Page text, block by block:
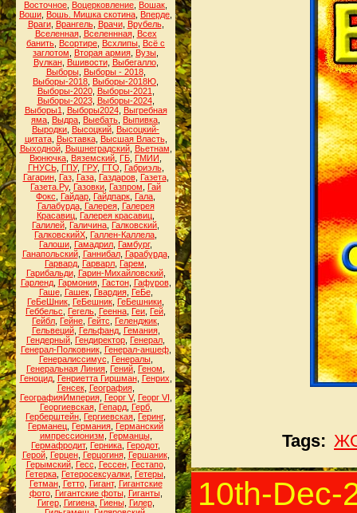
Восточное Воцерковление Вошак
Воши Вошь. Мишка скотина Вперде
Враги, Врангель, Врачи, Врубель,
Вселенная, Вселеннная, Всех
банить Всортире Всхлипы Всё с
заглотом
Вторая армия Вузы
Вулкан, Вшивости, Выбегалло,
Выборы, Выборы - 2018,
Выборы-2018 Выборы-2018Ю
Выборы-2020, Выборы-2021
Выборы-2023, Выборы-2024,
Выборы1
Выборы2024, Выгребная
яма Выдра Выебать Выпивка
Выродки Высоцкий Высоцкий-
цитата, Выставка, Высшая Власть,
Выходной, Вышнеградский, Вьетнам
Вюнючка Вяземский ГБ ГМИИ
ГНУСЬ, ГПУ, ГРУ, ГТО Габриэль,
Гагарин, Газ, Газа, Газдаров, Газета,
Газета.Ру, Газовки Газпром
Гай
Фокс
Гайдар Гайдпарк Гала
Галабурда, Галерея, Галерея
Красавиц Галерея красавиц
Галилей Галичина Галковский
ГалковскийХ Галлен-Каллела
Галоши Гамадрил Гамбург,
Ганапольский, Ганнибал, Гарабурда,
Гарвард Гарварл Гарем
Гарибальди, Гарин-Михайловский,
Гарленд, Гармония, Гастон, Гафуров,
Гаше, Гашек, Гвардия, ГеБе,
ГеБеШник ГеБешник ГеБешники
Геббельс
Гегель Геенна Геи Гей
Гейбл Гейне Гейтс Геленджик
Гельвеций, Гельфанд, Гемания,
Гендерный Гендиректор Генерал
Генерал-Полковник, Генерал-аншеф,
Генералиссимус
Генералы,
Генеральная Линия Гений Геном
Геноцид, Генриетта Гиршман, Генрих
Генсек, География,
ГеографияИмперия, Георг V, Георг VI
Георгиевская, Гепард, Герб,
Герберштейн Гергиевская Геринг,
Германец Германия Германский
импрессионизм
Германцы,
Гермафродит, Герника Геродот,
Герой, Герцен, Герцогиня, Гершаник,
Герымский, Гесс Гессен, Гестапо,
Гетерка Гетеросексуалки Гетеры
Гетман, Гетто, Гигант, Гигантские
фото, Гигантские фоты, Гиганты,
Гигер, Гигиена, Гиены, Гилер,
Tags:
10th-Dec-